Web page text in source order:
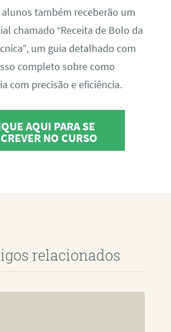
também receberão um
chamado “Receita de Bolo da
um guia detalhado com
completo sobre como
com precisão e eficiência.
AQUI PARA SE
NO CURSO
relacionados